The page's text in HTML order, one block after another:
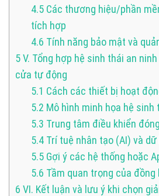
4.5 Các thương hiệu/phần
tích hợp
4.6 Tính năng bảo mật và
5V. Tổng hợp hệ sinh thái an
cửa tự động
5.1 Cách các thiết bị hoạt
5.2 Mô hình minh họa hệ sinh
5.3 Trung tâm điều khiển
5.4 Trí tuệ nhân tạo (AI) và
5.5 Gợi ý các hệ thống hoặc
5.6 Tầm quan trọng của
6 VI. Kết luận và lưu ý khi chọn